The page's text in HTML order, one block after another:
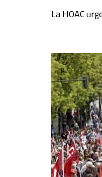
La HOAC